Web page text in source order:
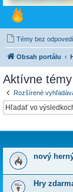
Témy bez odpovedí
Obsah portálu
Aktívne témy
Rozšírené
nový
Hry